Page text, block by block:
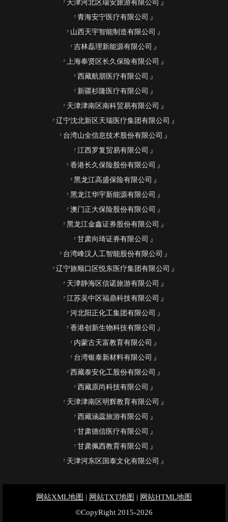
天津河北区瑞安旅游有限公司
青海安宁医疗有限公司
山西天宇智能制造有限公司
吉林磊理新能源有限公司
上海奉贤区长久保险有限公司
西藏航朋医疗有限公司
新疆杉隆医疗有限公司
天津津南区南科贸易有限公司
辽宁沈北新区天瑞医疗集团有限公司
台湾山全信息技术股份有限公司
江西罗复贸易有限公司
香港长久保险股份有限公司
黑龙江高盛保险有限公司
黑龙江华宇新能源有限公司
澳门正大保险股份有限公司
黑龙江金鑫证券股份有限公司
甘肃向琦证券有限公司
台湾峰汉人工智能股份有限公司
辽宁旅顺口区悦东医疗集团有限公司
天津静海区信诺旅游有限公司
江苏吴中区福鼎科技有限公司
河北阳正化工集团有限公司
香港创新生物科技有限公司
内蒙古天富教育有限公司
台湾银泰新材料有限公司
西藏泰安化工股份有限公司
西藏原尚科技有限公司
天津津南区明辉教育有限公司
西藏涵蕊旅游有限公司
甘肃德信医疗有限公司
甘肃佩西教育有限公司
天津河东区国泰文化有限公司
网站XML地图 | 网站TXT地图 | 网站HTML地图
©CopyRight 2015-2026